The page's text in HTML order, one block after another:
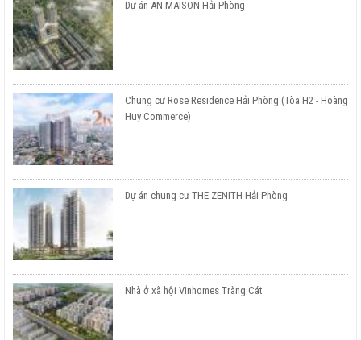
Dự án AN MAISON Hải Phòng
Chung cư Rose Residence Hải Phòng (Tòa H2 - Hoàng
Huy Commerce)
Dự án chung cư THE ZENITH Hải Phòng
Nhà ở xã hội Vinhomes Tràng Cát